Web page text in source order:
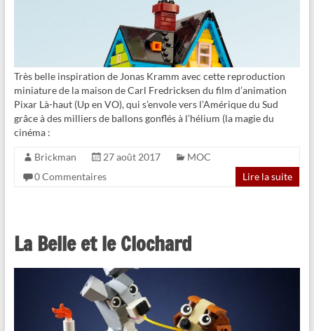
Très belle inspiration de Jonas Kramm avec cette reproduction
miniature de la maison de Carl Fredricksen du film d’animation
Pixar Là-haut (Up en VO), qui s’envole vers l’Amérique du Sud
grâce à des milliers de ballons gonflés à l’hélium (la magie du
cinéma :
Brickman 27 août 2017
MOC
0 Commentaires
Lire la suite
La Belle et le Clochard